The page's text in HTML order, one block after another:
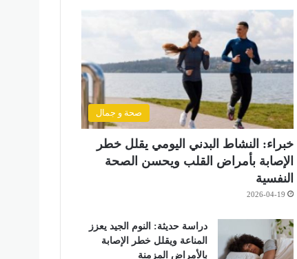
صحة و جمال
خبراء: النشاط البدني اليومي يقلل خطر
الإصابة بأمراض القلب ويحسن الصحة
النفسية
2026-04-19
دراسة حديثة: النوم الجيد يعزز
المناعة ويقلل خطر الإصابة
بالأمراض المزمنة